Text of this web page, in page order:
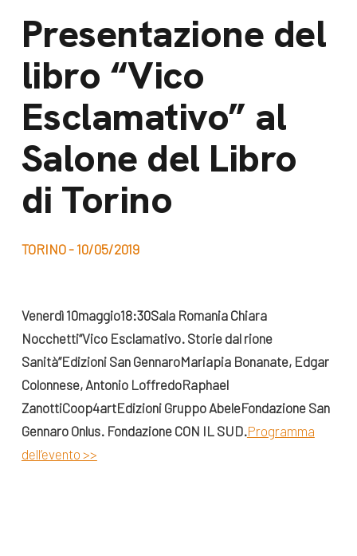
Presentazione del
libro “Vico
Esclamativo” al
Salone del Libro
di Torino
TORINO - 10/05/2019
Venerdì 10maggio18:30Sala Romania Chiara
Nocchetti“Vico Esclamativo. Storie dal rione
Sanità”Edizioni San GennaroMariapia Bonanate, Edgar
Colonnese, Antonio LoffredoRaphael
ZanottiCoop4artEdizioni Gruppo AbeleFondazione San
Gennaro Onlus. Fondazione CON IL SUD.Programma
dell’evento >>
Lavora con noi
Bilancio di
missione
News e
appuntamenti
News
dal Sud
Campagne
pubblicazioni
Docufilm